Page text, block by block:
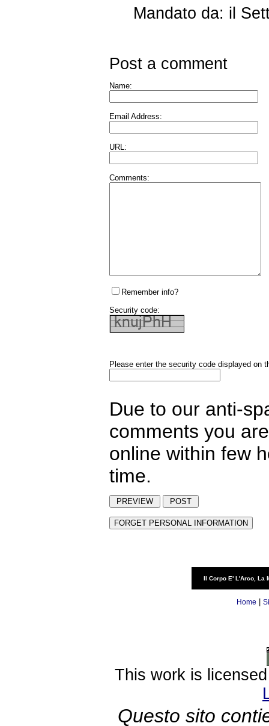
Mandato da: il
Post a comment
Name:
Email Address:
URL:
Comments:
Remember info?
Security code:
Please enter the security code displayed on
Due to our anti-
comments you
online within few
time.
Il Corpo E' L'Arco, La
Home
This work is
Questo sito